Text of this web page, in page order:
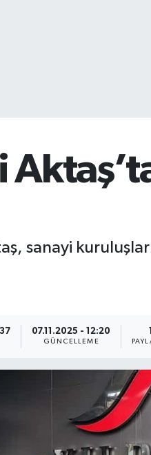
sanayi
07.11.2025 - 12:20
GÜNCELLEME